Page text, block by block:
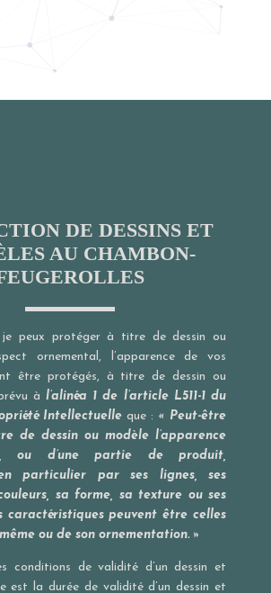
DE DESSINS ET
AU CHAMBON-
je peux protéger à titre de dessin ou
ornemental, l’apparence de vos
être protégés, à titre de dessin ou
à l’alinéa 1 de l’article L511-1 du
Intellectuelle que : « Peut-être
de dessin ou modèle l’apparence
ou d’une partie de produit,
particulier par ses lignes, ses
sa forme, sa texture ou ses
caractéristiques peuvent être celles
ou de son ornementation. »
conditions de validité d’un dessin et
est la durée de validité d’un dessin et